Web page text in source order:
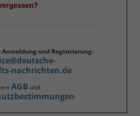
und Registrierung:
nachrichten.de
AGB und